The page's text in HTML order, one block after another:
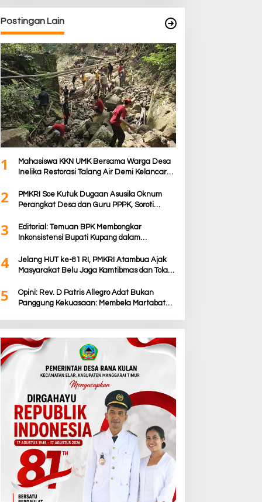
Postingan Lain
1
Mahasiswa KKN UMK Bersama Warga Desa
Inelika Restorasi Talang Air Demi Kelancaran
2
PMKRI Soe Kutuk Dugaan Asusila Oknum
Perangkat Desa dan Guru PPPK, Soroti
3
Editorial: Temuan BPK Membongkar
Inkonsistensi Bupati Kupang dalam
4
Jelang HUT ke-81 RI, PMKRI Atambua Ajak
Masyarakat Belu Jaga Kamtibmas dan Tolak
5
Opini: Rev. D Patris Allegro Adat Bukan
Panggung Kekuasaan: Membela Martabat